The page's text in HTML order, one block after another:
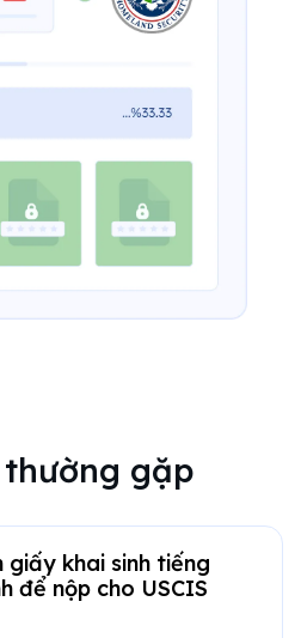
thường gặp
khai sinh tiếng
để nộp cho USCIS